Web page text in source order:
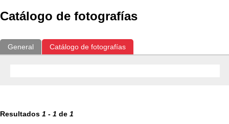
Catálogo de fotografías
General Catálogo de fotografías
Resultados 1 - 1 de 1